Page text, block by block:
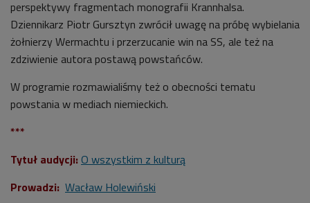
perspektywy fragmentach monografii Krannhalsa.
Dziennikarz Piotr Gursztyn zwrócił uwagę na próbę wybielania
żołnierzy Wermachtu i przerzucanie win na SS, ale też na
zdziwienie autora postawą powstańców.
W programie rozmawialiśmy też o obecności tematu
powstania w mediach niemieckich.
***
Tytuł audycji: O wszystkim z kulturą
Prowadzi: Wacław Holewiński